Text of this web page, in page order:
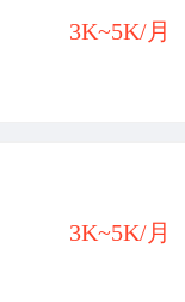
3K~5K/月
3K~5K/月